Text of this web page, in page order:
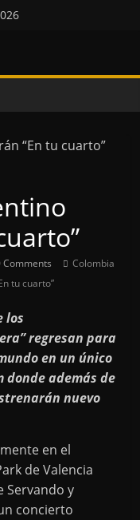
Comments
Colombia
tu cuarto”
los
regresan para
en un único
además de
nuevo
en el
de Valencia
Servando y
concierto